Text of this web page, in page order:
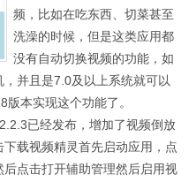
频，比如在吃东西、切菜甚至
洗澡的时候，但是这类应用都
没有自动切换视频的功能，如
并且是7.0及以上系统就可以
版本实现这个功能了。
已经发布，增加了视频倒放
载视频精灵首先启动应用，点
点击打开辅助管理然后启用视